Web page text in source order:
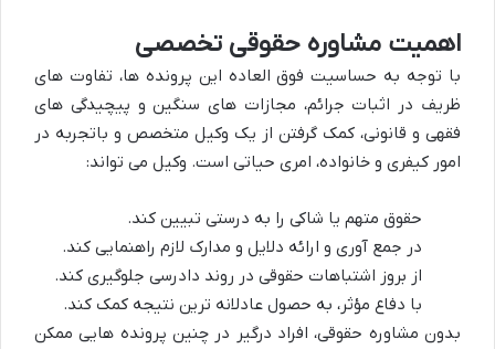
اهمیت مشاوره حقوقی تخصصی
با توجه به حساسیت فوق العاده این پرونده ها، تفاوت های
ظریف در اثبات جرائم، مجازات های سنگین و پیچیدگی های
فقهی و قانونی، کمک گرفتن از یک وکیل متخصص و باتجربه در
امور کیفری و خانواده، امری حیاتی است. وکیل می تواند:
حقوق متهم یا شاکی را به درستی تبیین کند.
در جمع آوری و ارائه دلایل و مدارک لازم راهنمایی کند.
از بروز اشتباهات حقوقی در روند دادرسی جلوگیری کند.
با دفاع مؤثر، به حصول عادلانه ترین نتیجه کمک کند.
بدون مشاوره حقوقی، افراد درگیر در چنین پرونده هایی ممکن